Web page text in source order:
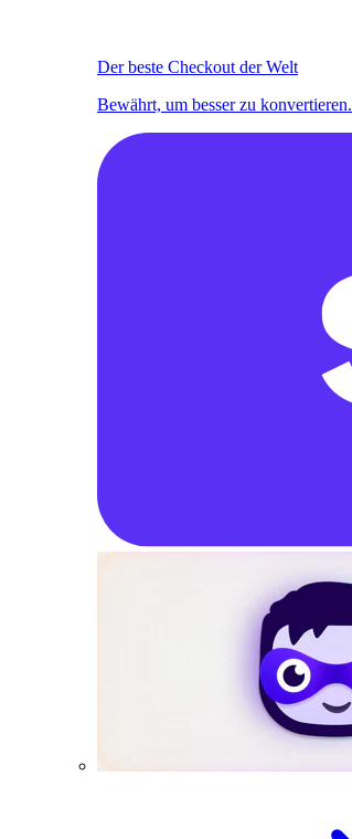
Der beste Checkout der Welt
Bewährt, um besser zu konvertieren.